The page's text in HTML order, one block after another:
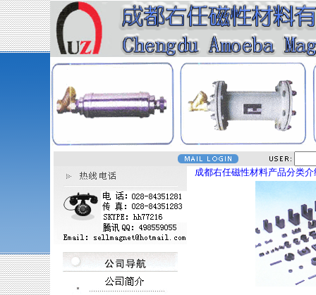
成都右任磁性材料产品分类介